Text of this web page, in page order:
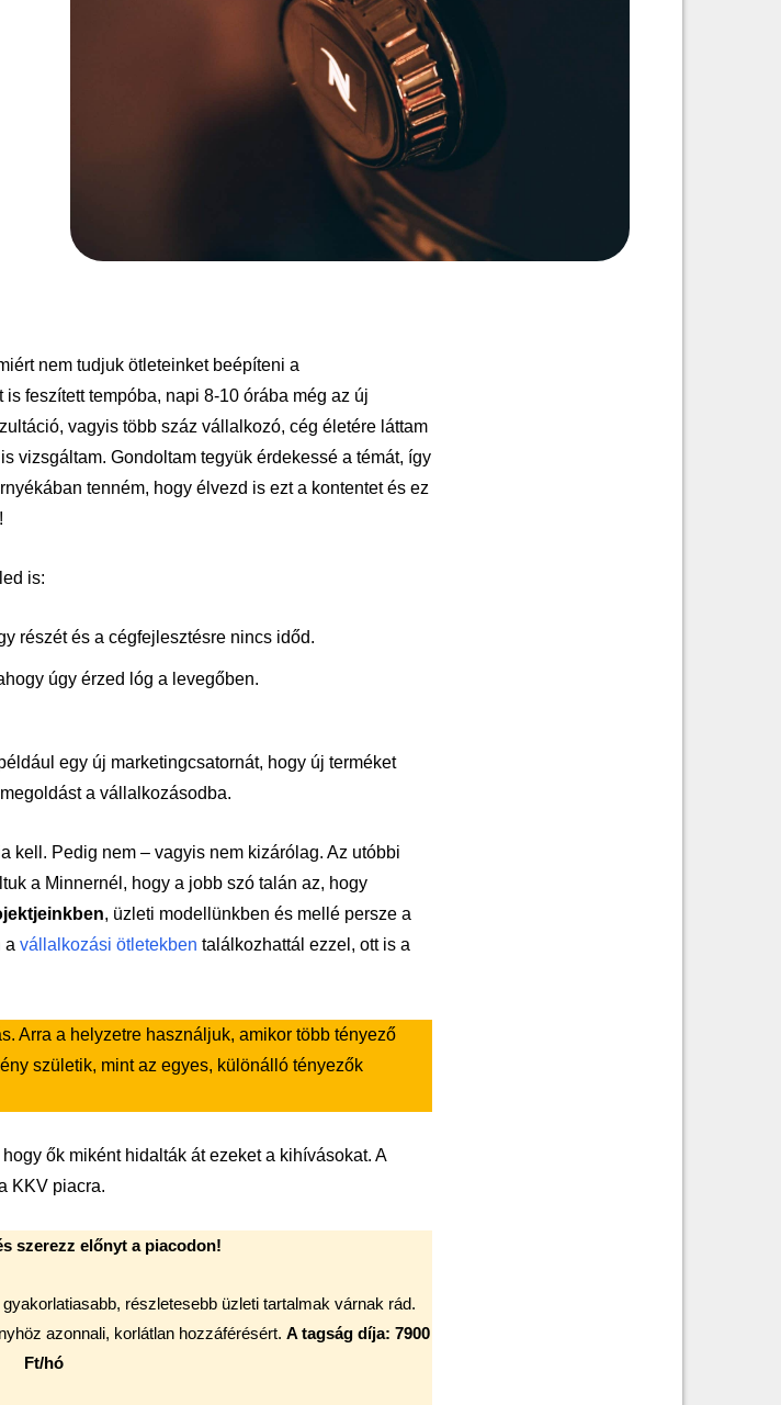
nem tudjuk ötleteinket beépíteni a
feszített tempóba, napi 8-10 órába még az új
vagyis több száz vállalkozó, cég életére láttam
vizsgáltam. Gondoltam tegyük érdekessé a témát, így
tenném, hogy élvezd is ezt a kontentet és ez
is:
részét és a cégfejlesztésre nincs időd.
úgy érzed lóg a levegőben.
egy új marketingcsatornát, hogy új terméket
a vállalkozásodba.
kell. Pedig nem – vagyis nem kizárólag. Az utóbbi
a Minnernél, hogy a jobb szó talán az, hogy
, üzleti modellünkben és mellé persze a
a vállalkozási ötletekben találkozhattál ezzel, ott is a
Arra a helyzetre használjuk, amikor több tényező
születik, mint az egyes, különálló tényezők
ők miként hidalták át ezeket a kihívásokat. A
KKV piacra.
szerezz előnyt a piacodon!
részletesebb üzleti tartalmak várnak rád.
azonnali, korlátlan hozzáférésért. A tagság díja: 7900
Ft/hó